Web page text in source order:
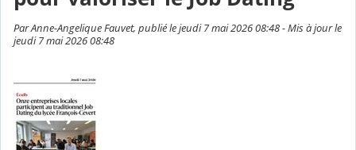
Par Anne-Angelique Fauvet, publié le jeudi 7 mai 2026 08:48 - Mis à jour le
jeudi 7 mai 2026 08:48